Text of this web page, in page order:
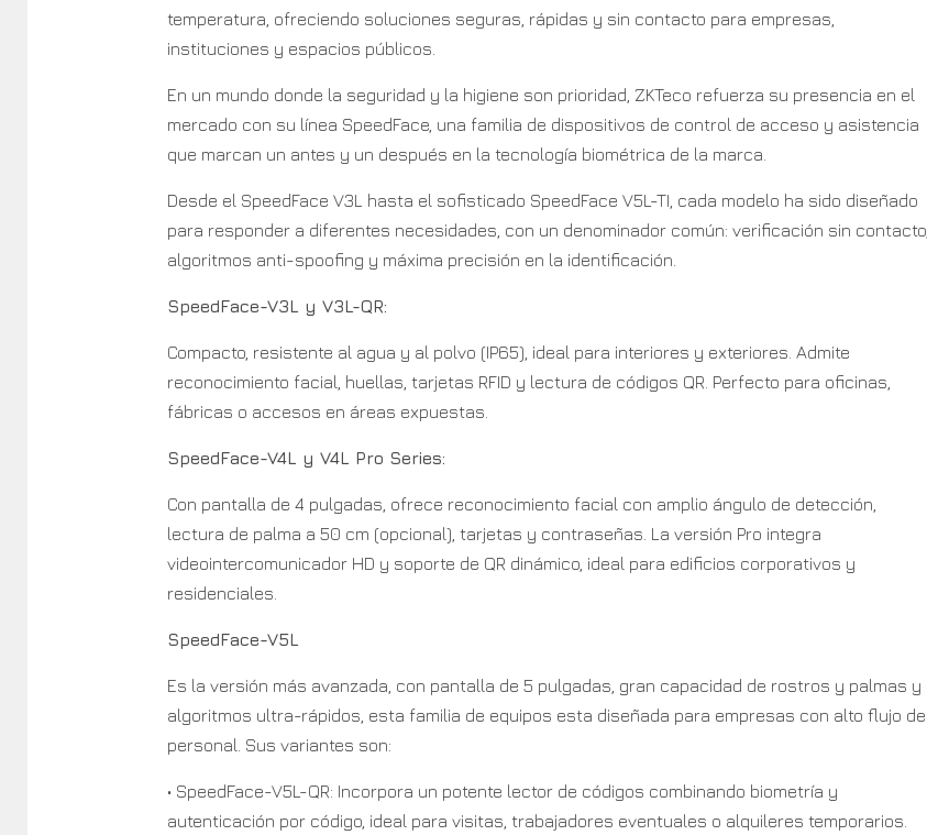
temperatura, ofreciendo soluciones seguras, rápidas y sin contacto para empresas,
instituciones y espacios públicos.
En un mundo donde la seguridad y la higiene son prioridad, ZKTeco refuerza su presencia en el
mercado con su línea SpeedFace, una familia de dispositivos de control de acceso y asistencia
que marcan un antes y un después en la tecnología biométrica de la marca.
Desde el SpeedFace V3L hasta el sofisticado SpeedFace V5L-TI, cada modelo ha sido diseñado
para responder a diferentes necesidades, con un denominador común: verificación sin contacto,
algoritmos anti-spoofing y máxima precisión en la identificación.
SpeedFace-V3L y V3L-QR:
Compacto, resistente al agua y al polvo (IP65), ideal para interiores y exteriores. Admite
reconocimiento facial, huellas, tarjetas RFID y lectura de códigos QR. Perfecto para oficinas,
fábricas o accesos en áreas expuestas.
SpeedFace-V4L y V4L Pro Series:
Con pantalla de 4 pulgadas, ofrece reconocimiento facial con amplio ángulo de detección,
lectura de palma a 50 cm (opcional), tarjetas y contraseñas. La versión Pro integra
videointercomunicador HD y soporte de QR dinámico, ideal para edificios corporativos y
residenciales.
SpeedFace-V5L
Es la versión más avanzada, con pantalla de 5 pulgadas, gran capacidad de rostros y palmas y
algoritmos ultra-rápidos, esta familia de equipos esta diseñada para empresas con alto flujo de
personal. Sus variantes son:
• SpeedFace-V5L-QR: Incorpora un potente lector de códigos combinando biometría y
autenticación por código, ideal para visitas, trabajadores eventuales o alquileres temporarios.